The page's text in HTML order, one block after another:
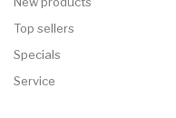
Top sellers
Specials
Service